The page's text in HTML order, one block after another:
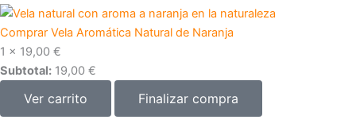
Comprar Vela Aromática Natural de Naranja
1 × 19,00 €
Subtotal: 19,00 €
Ver carrito Finalizar compra